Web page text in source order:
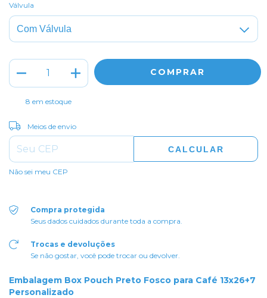
Válvula
8 em estoque
Entregas para o CEP:
Meios de envio
CALCULAR
Não sei meu CEP
Compra protegida
Seus dados cuidados durante toda a compra.
Trocas e devoluções
Se não gostar, você pode trocar ou devolver.
Embalagem Box Pouch Preto Fosco para Café 13x26+7
Personalizado